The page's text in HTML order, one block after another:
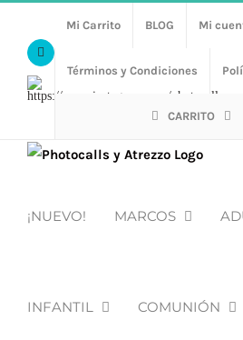
contenidoFacebook
Https://www.instagram.com/
Mi Carrito BLOG Mi
Términos y Condiciones
CARRITO
¡NUEVO! MARCOS
INFANTIL COMUNIÓN